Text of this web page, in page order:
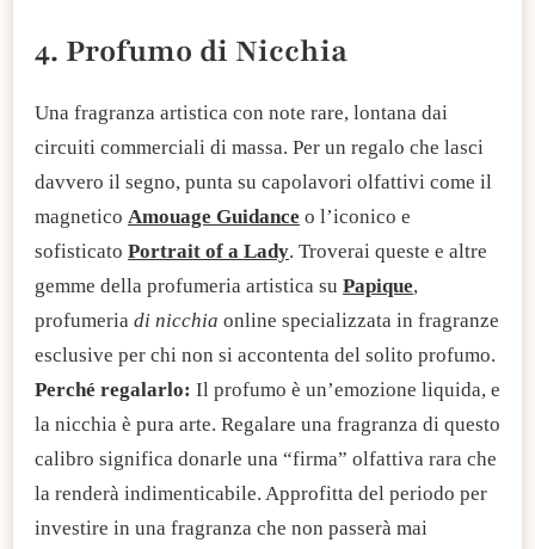
4. Profumo di Nicchia
Una fragranza artistica con note rare, lontana dai
circuiti commerciali di massa. Per un regalo che lasci
davvero il segno, punta su capolavori olfattivi come il
magnetico Amouage Guidance o l’iconico e
sofisticato Portrait of a Lady. Troverai queste e altre
gemme della profumeria artistica su Papique,
profumeria di nicchia online specializzata in fragranze
esclusive per chi non si accontenta del solito profumo.
Perché regalarlo: Il profumo è un’emozione liquida, e
la nicchia è pura arte. Regalare una fragranza di questo
calibro significa donarle una “firma” olfattiva rara che
la renderà indimenticabile. Approfitta del periodo per
investire in una fragranza che non passerà mai